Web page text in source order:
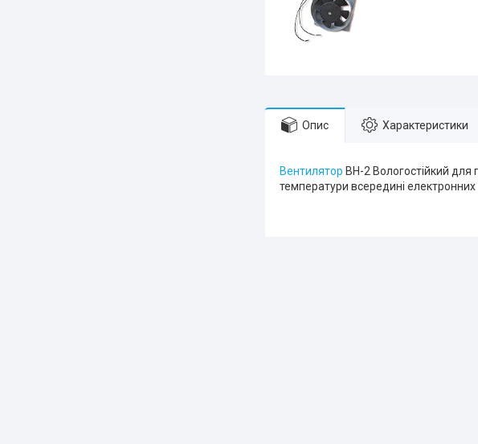
Опис Характеристики
Вентилятор ВН-2 Вологостійкий для
температури всередині